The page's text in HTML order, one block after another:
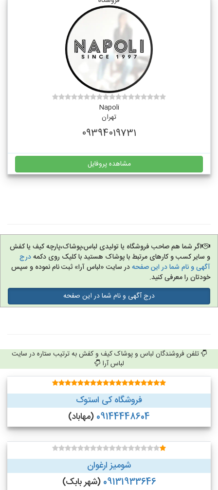
Napoli
تهران
09394019731
مشاهده پروفایل
اگر شما هم صاحب فروشگاه یا تولیدی لباس،پوشاک،پارچه کیف یا کفش
و سایر کسب و کارهای مرتبط با پوشاک هستید با کلیک روی دکمهدرج
آگهی و نام شما در این صفحهدر سایت «لباس آرا» ثبت نام نموده و سپس
خودتان را معرفی کنید.
درج آگهی و نام شما در این صفحه
تلفن فروشندگان لباس و پوشاک کیف و کفش به ترتیب ستاره در سایت
لباس آرا
فروشگاه کی استوک
09144448604 (مهاباد)
شومیز ارغوان
09131933646 (شهر بابک)